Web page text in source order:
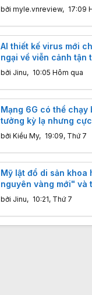
bởi myle.vnreview, 17:09
AI thiết kế virus mới
ngại về viễn cảnh tận
bởi Jinu, 10:05 Hôm qua
Mạng 6G có thể chạy
tưởng kỳ lạ nhưng
bởi Kiều My, 19:09, Thứ 7
Mỹ lật đổ di sản khoa
nguyên vàng mới" và
công nghệ
bởi Jinu, 10:21, Thứ 7